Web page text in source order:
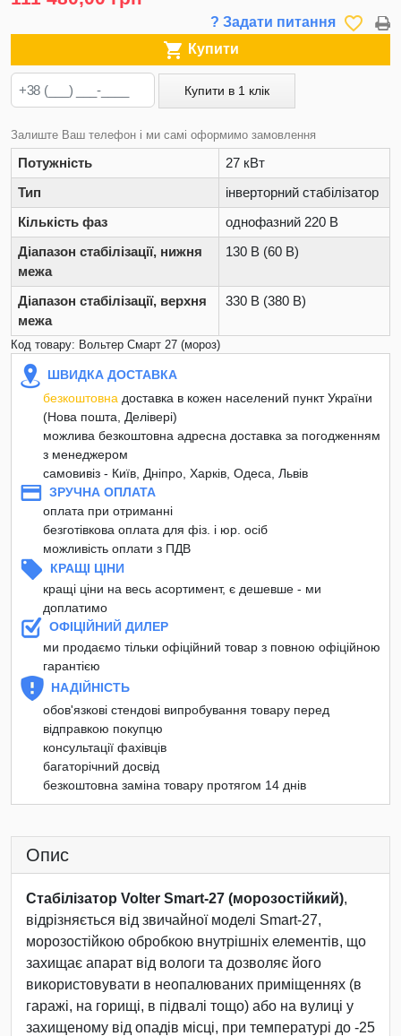
? Задати питання favorite_border
 Купити
Купити в 1 клік
Залиште Ваш телефон і ми самі оформимо замовлення
Потужність
27 кВт
Тип
інверторний стабілізатор
Кількість фаз
однофазний 220 В
Діапазон стабілізації, нижня
межа
130 В (60 В)
Діапазон стабілізації, верхня
межа
330 В (380 В)
Код товару: Вольтер Смарт 27 (мороз)
ШВИДКА ДОСТАВКА
безкоштовна доставка в кожен населений пункт України
(Нова пошта, Делівері)
можлива безкоштовна адресна доставка за погодженням
з менеджером
самовивіз - Київ, Дніпро, Харків, Одеса, Львів
ЗРУЧНА ОПЛАТА
оплата при отриманні
безготівкова оплата для фіз. і юр. осіб
можливість оплати з ПДВ
КРАЩІ ЦІНИ
кращі ціни на весь асортимент, є дешевше - ми
доплатимо
ОФІЦІЙНИЙ ДИЛЕР
ми продаємо тільки офіційний товар з повною офіційною
гарантією
НАДІЙНІСТЬ
обов'язкові стендові випробування товару перед
відправкою покупцю
консультації фахівців
багаторічний досвід
безкоштовна заміна товару протягом 14 днів
Опис
Стабілізатор Volter Smart-27 (морозостійкий),
відрізняється від звичайної моделі Smart-27,
морозостійкою обробкою внутрішніх елементів, що
захищає апарат від вологи та дозволяє його
використовувати в неопалюваних приміщеннях (в
гаражі, на горищі, в підвалі тощо) або на вулиці у
захищеному від опадів місці, при температурі до -25